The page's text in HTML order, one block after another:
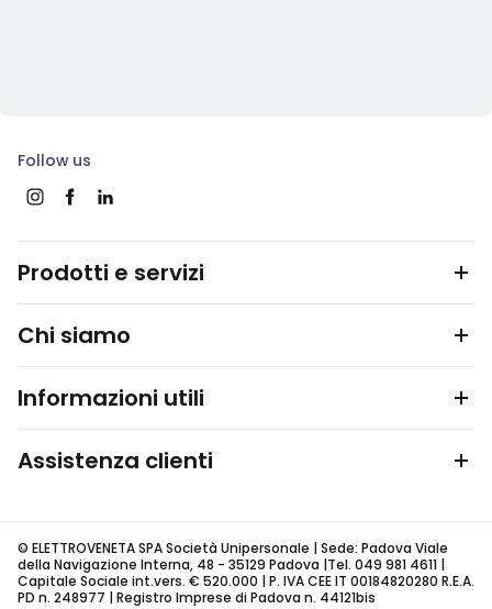
Follow us
Prodotti e servizi
Chi siamo
Informazioni utili
Assistenza clienti
© ELETTROVENETA SPA Società Unipersonale | Sede: Padova Viale
della Navigazione Interna, 48 - 35129 Padova |Tel. 049 981 4611 |
Capitale Sociale int.vers. € 520.000 | P. IVA CEE IT 00184820280 R.E.A.
PD n. 248977 | Registro Imprese di Padova n. 44121bis